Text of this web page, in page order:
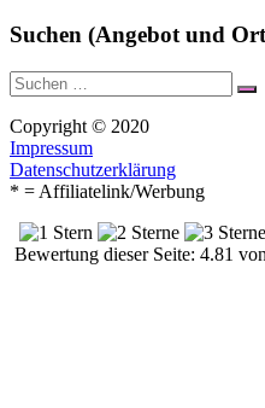
Suchen (Angebot und
Suche
nach:
Copyright © 2020
Impressum
Datenschutzerklärung
* = Affiliatelink/Werbung
Bewertung dieser Seite: 4.81